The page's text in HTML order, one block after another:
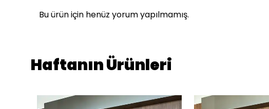
Bu ürün için henüz yorum yapılmamış.
Haftanın Ürünleri